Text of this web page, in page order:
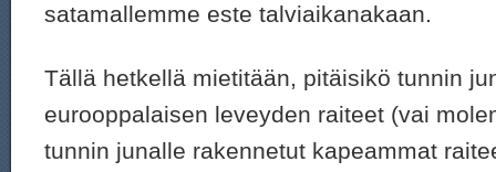
satamallemme este talviaikanakaan.
Tällä hetkellä mietitään, pitäisikö tunnin
eurooppalaisen leveyden raiteet (vai
tunnin junalle rakennetut kapeammat